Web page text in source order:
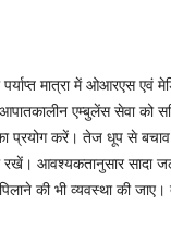
मात्रा में ओआरएस एवं
एम्बुलेंस सेवा को
प्रयोग करें। तेज धूप से
आवश्यकतानुसार सादा
की भी व्यवस्था की